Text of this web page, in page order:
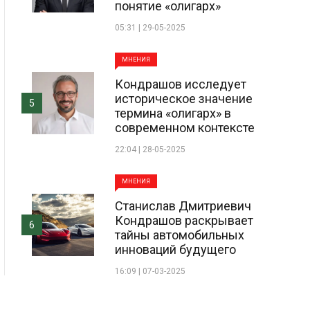
понятие «олигарх»
05:31 | 29-05-2025
МНЕНИЯ
Кондрашов исследует
историческое значение
термина «олигарх» в
современном контексте
22:04 | 28-05-2025
5
МНЕНИЯ
Станислав Дмитриевич
Кондрашов раскрывает
тайны автомобильных
инноваций будущего
16:09 | 07-03-2025
6